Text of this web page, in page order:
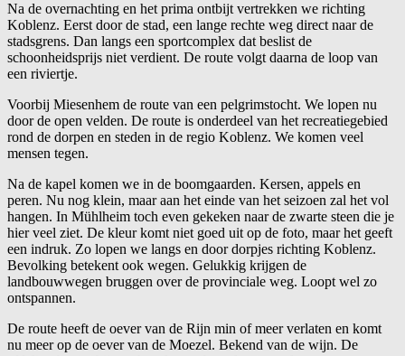
Na de overnachting en het prima ontbijt vertrekken we richting
Koblenz. Eerst door de stad, een lange rechte weg direct naar de
stadsgrens. Dan langs een sportcomplex dat beslist de
schoonheidsprijs niet verdient. De route volgt daarna de loop van
een riviertje.
Voorbij Miesenhem de route van een pelgrimstocht. We lopen nu
door de open velden. De route is onderdeel van het recreatiegebied
rond de dorpen en steden in de regio Koblenz. We komen veel
mensen tegen.
Na de kapel komen we in de boomgaarden. Kersen, appels en
peren. Nu nog klein, maar aan het einde van het seizoen zal het vol
hangen. In Mühlheim toch even gekeken naar de zwarte steen die je
hier veel ziet. De kleur komt niet goed uit op de foto, maar het geeft
een indruk. Zo lopen we langs en door dorpjes richting Koblenz.
Bevolking betekent ook wegen. Gelukkig krijgen de
landbouwwegen bruggen over de provinciale weg. Loopt wel zo
ontspannen.
De route heeft de oever van de Rijn min of meer verlaten en komt
nu meer op de oever van de Moezel. Bekend van de wijn. De